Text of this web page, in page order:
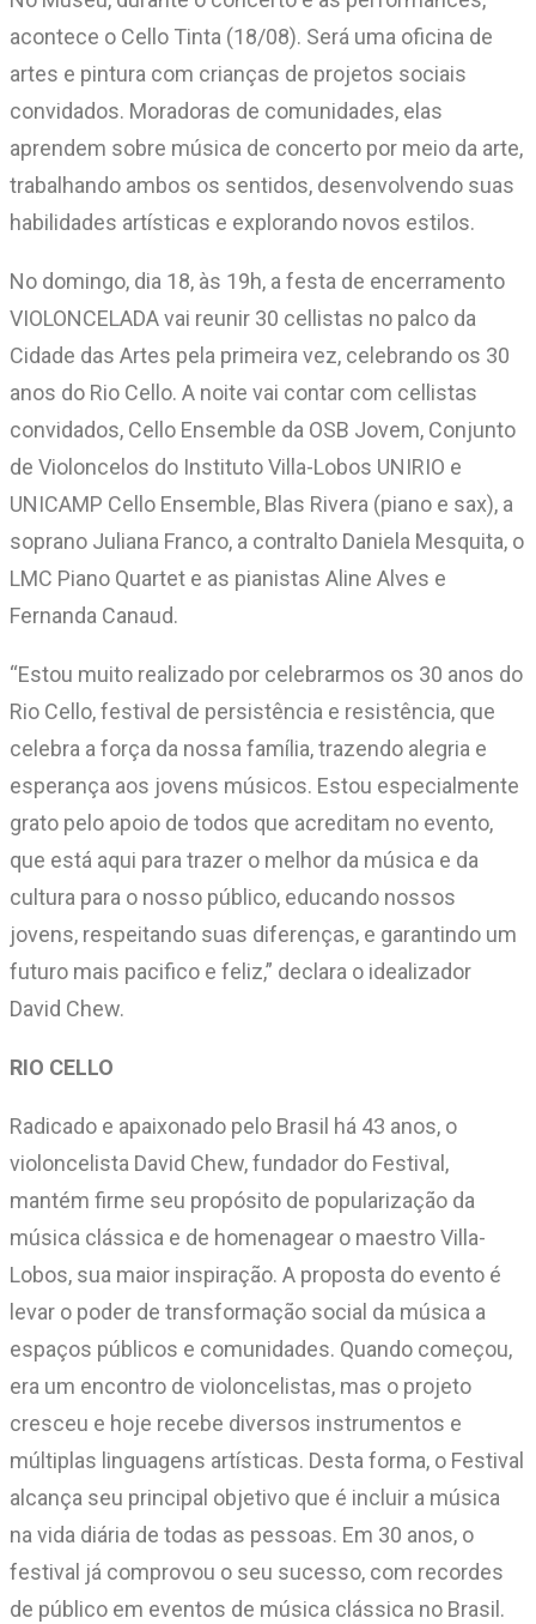
acontece o Cello Tinta (18/08). Será uma oficina de
artes e pintura com crianças de projetos sociais
convidados. Moradoras de comunidades, elas
aprendem sobre música de concerto por meio da arte,
trabalhando ambos os sentidos, desenvolvendo suas
habilidades artísticas e explorando novos estilos.
No domingo, dia 18, às 19h, a festa de encerramento
VIOLONCELADA vai reunir 30 cellistas no palco da
Cidade das Artes pela primeira vez, celebrando os 30
anos do Rio Cello. A noite vai contar com cellistas
convidados, Cello Ensemble da OSB Jovem, Conjunto
de Violoncelos do Instituto Villa-Lobos UNIRIO e
UNICAMP Cello Ensemble, Blas Rivera (piano e sax), a
soprano Juliana Franco, a contralto Daniela Mesquita, o
LMC Piano Quartet e as pianistas Aline Alves e
Fernanda Canaud.
“Estou muito realizado por celebrarmos os 30 anos do
Rio Cello, festival de persistência e resistência, que
celebra a força da nossa família, trazendo alegria e
esperança aos jovens músicos. Estou especialmente
grato pelo apoio de todos que acreditam no evento,
que está aqui para trazer o melhor da música e da
cultura para o nosso público, educando nossos
jovens, respeitando suas diferenças, e garantindo um
futuro mais pacifico e feliz,” declara o idealizador
David Chew.
RIO CELLO
Radicado e apaixonado pelo Brasil há 43 anos, o
violoncelista David Chew, fundador do Festival,
mantém firme seu propósito de popularização da
música clássica e de homenagear o maestro Villa-
Lobos, sua maior inspiração. A proposta do evento é
levar o poder de transformação social da música a
espaços públicos e comunidades. Quando começou,
era um encontro de violoncelistas, mas o projeto
cresceu e hoje recebe diversos instrumentos e
múltiplas linguagens artísticas. Desta forma, o Festival
alcança seu principal objetivo que é incluir a música
na vida diária de todas as pessoas. Em 30 anos, o
festival já comprovou o seu sucesso, com recordes
de público em eventos de música clássica no Brasil.